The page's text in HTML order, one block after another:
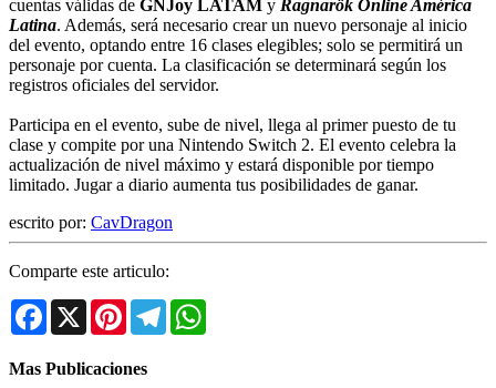
cuentas válidas de GNJoy LATAM y Ragnarök Online América
Latina. Además, será necesario crear un nuevo personaje al inicio
del evento, optando entre 16 clases elegibles; solo se permitirá un
personaje por cuenta. La clasificación se determinará según los
registros oficiales del servidor.
Participa en el evento, sube de nivel, llega al primer puesto de tu
clase y compite por una Nintendo Switch 2. El evento celebra la
actualización de nivel máximo y estará disponible por tiempo
limitado. Jugar a diario aumenta tus posibilidades de ganar.
escrito por: CavDragon
Comparte este articulo:
Facebook
X PinterestTelegram
Mas Publicaciones